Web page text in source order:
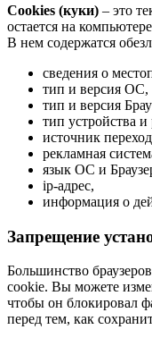
Cookies (куки) – это
остается на
В нем содержатся
сведения о
тип и версия ОС,
тип и версия
тип устройства и
источник
рекламная
язык ОС и
ip-адрес,
информация о
Запрещение
Большинство
cookie. Вы можете
чтобы он блокировал
перед тем, как